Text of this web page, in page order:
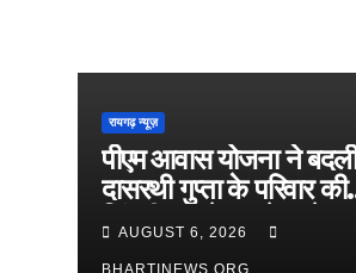
रायगढ़ न्यूज़
पीएम आवास योजना ने बदली
दासरथी गुप्ता के परिवार की
जिंदगी, कच्चे घर से पक्के
आशियाने तक का सफर हुआ
AUGUST 6, 2026
BHARTINEWS.ORG